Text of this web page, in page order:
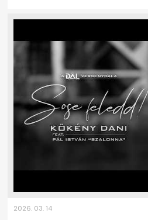
2026. 03. 14